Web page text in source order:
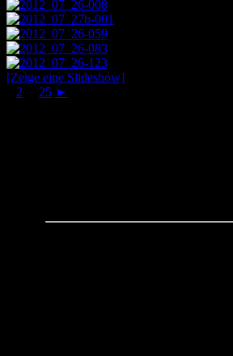
[Zeige eine Slideshow]
2 25 ►